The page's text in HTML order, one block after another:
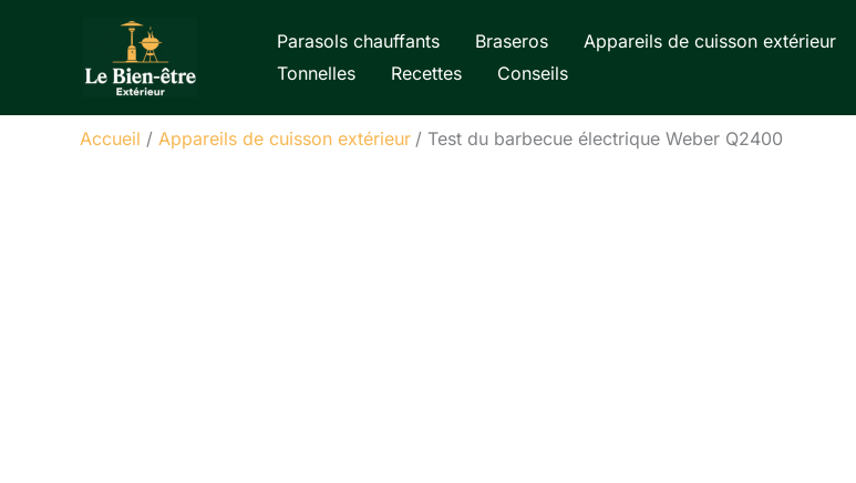
Parasols chauffants Braseros Appareils de cuisson extérieur
Tonnelles
Recettes Conseils
Accueil Appareils de cuisson extérieur Test du barbecue électrique Weber Q2400